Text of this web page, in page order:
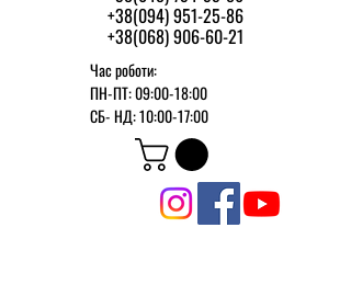
+38(094) 951-25-86
+38(068) 906-60-21
Час роботи:
ПН-ПТ: 09:00-18:00
СБ-НД: 10:00-17:00